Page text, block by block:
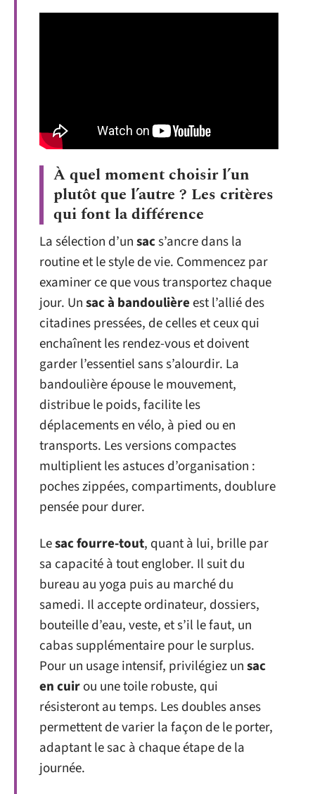
À quel moment choisir l’un
plutôt que l’autre ? Les critères
qui font la différence
La sélection d’unsacs’ancre dans la
routine et le style de vie. Commencez par
examiner ce que vous transportez chaque
jour. Unsac à bandoulièreest l’allié des
citadines pressées, de celles et ceux qui
enchaînent les rendez-vous et doivent
garder l’essentiel sans s’alourdir. La
bandoulière épouse le mouvement,
distribue le poids, facilite les
déplacements en vélo, à pied ou en
transports. Les versions compactes
multiplient les astuces d’organisation :
poches zippées, compartiments, doublure
pensée pour durer.
Lesac fourre-tout, quant à lui, brille par
sa capacité à tout englober. Il suit du
bureau au yoga puis au marché du
samedi. Il accepte ordinateur, dossiers,
bouteille d’eau, veste, et s’il le faut, un
cabas supplémentaire pour le surplus.
Pour un usage intensif, privilégiez unsac
en cuirou une toile robuste, qui
résisteront au temps. Les doubles anses
permettent de varier la façon de le porter,
adaptant le sac à chaque étape de la
journée.